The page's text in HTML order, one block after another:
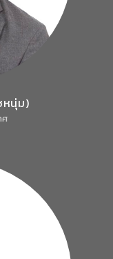
หนุ่ม)
ศ